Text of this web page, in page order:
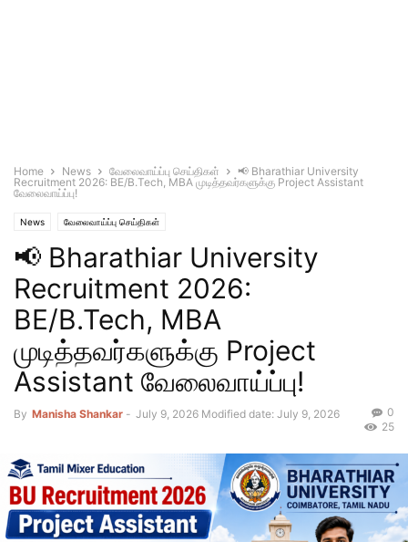
Home News வேலைவாய்ப்பு செய்திகள்
📢 Bharathiar University
Recruitment 2026: BE/B.Tech, MBA முடித்தவர்களுக்கு Project Assistant
வேலைவாய்ப்பு!
News வேலைவாய்ப்பு செய்திகள்
📢 Bharathiar University
Recruitment 2026:
BE/B.Tech, MBA
முடித்தவர்களுக்கு Project
Assistant வேலைவாய்ப்பு!
By Manisha Shankar - July 9, 2026 Modified date: July 9, 2026
0
25